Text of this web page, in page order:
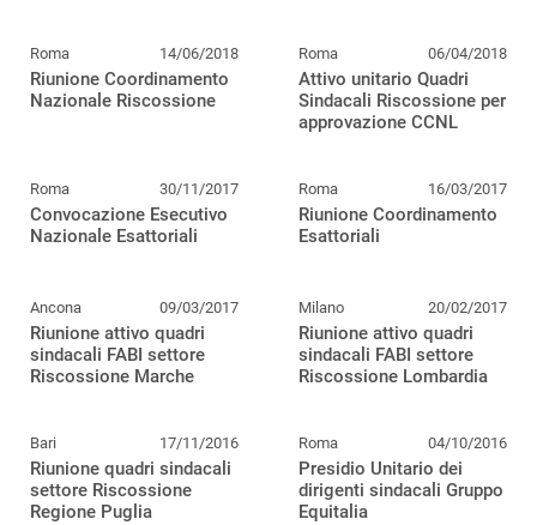
Roma 14/06/2018
Riunione Coordinamento
Nazionale Riscossione
Roma 06/04/2018
Attivo unitario Quadri
Sindacali Riscossione per
approvazione CCNL
Roma 30/11/2017
Convocazione Esecutivo
Nazionale Esattoriali
Roma 16/03/2017
Riunione Coordinamento
Esattoriali
Ancona 09/03/2017
Riunione attivo quadri
sindacali FABI settore
Riscossione Marche
Milano 20/02/2017
Riunione attivo quadri
sindacali FABI settore
Riscossione Lombardia
Bari 17/11/2016
Riunione quadri sindacali
settore Riscossione
Regione Puglia
Roma 04/10/2016
Presidio Unitario dei
dirigenti sindacali Gruppo
Equitalia